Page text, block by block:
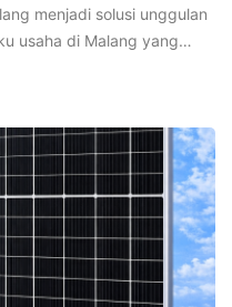
menjadi solusi unggulan
usaha di Malang yang…